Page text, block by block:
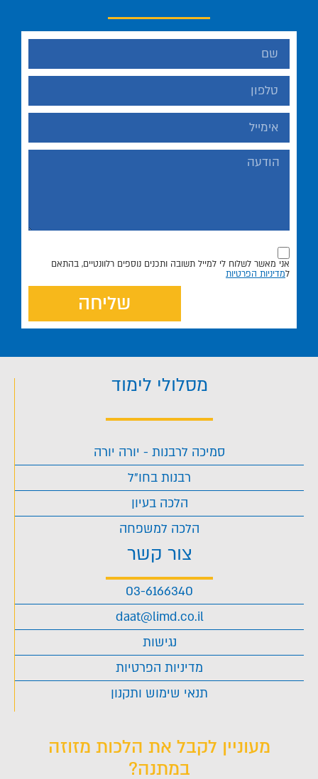
אני מאשר לשלוח לי למייל תשובה ותכנים נוספים רלוונטיים, בהתאם
למדיניות הפרטיות
שליחה
מסלולי לימוד
סמיכה לרבנות - יורה יורה
רבנות בחו"ל
הלכה בעיון
הלכה למשפחה
צור קשר
03-6166340
daat@limd.co.il
נגישות
מדיניות הפרטיות
תנאי שימוש ותקנון
מעוניין לקבל את הלכות מזוזה
במתנה?